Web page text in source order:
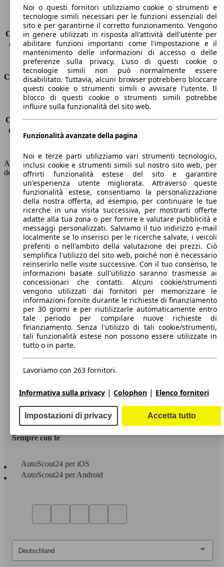
Sedili
5
Carico sul tetto
-
Capacità di traino (senza freni) -
Capacità di traino (con freni)
900 kg
Volume del bagagliaio
325 - 1103 l
Consumi
Emissioni di CO2*
92 g/km (komb.)
Consumo (urbano)
4.5 l/100km
Consumo (extra-urbano) 3.7 l/100km
Consumo (combinato)*
4.0 l/100km
Capacità del serbatoio
45 l
AutoScout24 non si assume alcuna responsabilità per la correttezza
dei dati.
Torna su
Benvenuti su AutoScout24, il mercato auto europeo.
Società
A proposito di AutoScout24
Stampa
Media
Condizioni generali
Informazioni
Privacy
Dichiarazione di Accessibilità
Servizi
Area rivenditori
Sempre con te
AutoScout24 per iOS
AutoScout24 per Android
Noi o questi fornitori utilizziamo cookie o strumenti e
tecnologie simili necessari per le funzioni essenziali del
sito e per garantirne il corretto funzionamento. Vengono
in genere utilizzati in risposta all'attività dell'utente per
abilitare funzioni importanti come l'impostazione e il
mantenimento delle informazioni di accesso o delle
preferenze sulla privacy. L'uso di questi cookie o
tecnologie simili non può normalmente essere
disabilitato. Tuttavia, alcuni browser potrebbero bloccare
questi cookie o strumenti simili o avvisare l'utente. Il
blocco di questi cookie o strumenti simili potrebbe
influire sulla funzionalità del sito web.
Funzionalità avanzate della pagina
Noi e terze parti utilizziamo vari strumenti tecnologici,
inclusi cookie e strumenti simili sul nostro sito web, per
offrirti funzionalità estese del sito e garantire
un'esperienza utente migliorata. Attraverso queste
funzionalità estese, consentiamo la personalizzazione
della nostra offerta, ad esempio, per continuare le tue
ricerche in una visita successiva, per mostrarti offerte
adatte alla tua zona o per fornire e valutare pubblicità e
messaggi personalizzati. Salviamo il tuo indirizzo e-mail
localmente se lo inserisci per le ricerche salvate, i veicoli
preferiti o nell'ambito della valutazione dei prezzi. Ciò
semplifica l'utilizzo del sito web, poiché non è necessario
reinserirlo nelle visite successive. Con il tuo consenso, le
informazioni basate sull'utilizzo saranno trasmesse ai
concessionari che contatti. Alcuni cookie/strumenti
vengono utilizzati dai fornitori per memorizzare le
informazioni fornite durante le richieste di finanziamento
per 30 giorni e per riutilizzarle automaticamente entro
tale periodo per compilare nuove richieste di
finanziamento. Senza l'utilizzo di tali cookie/strumenti,
tali funzionalità estese non possono essere utilizzate in
tutto o in parte.
Lavoriamo con 263 fornitori.
Informativa sulla privacy | Colophon | Elenco fornitori
Impostazioni di privacy Accetta tutto